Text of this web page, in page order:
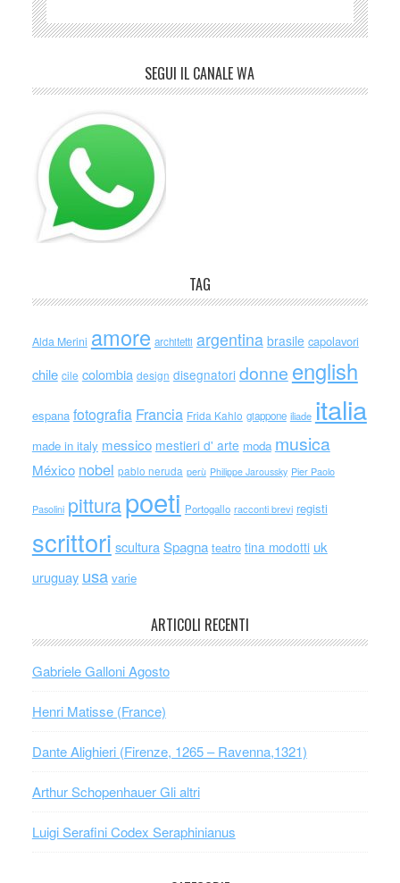
SEGUI IL CANALE WA
TAG
Alda Merini amore architetti argentina brasile capolavori
chile cile colombia design disegnatori donne english
espana fotografia Francia Frida Kahlo giappone iliade italia
made in italy messico mestieri d' arte moda musica
México nobel pablo neruda perù Philippe Jaroussky Pier Paolo
Pasolini pitturapoeti Portogallo racconti brevi registi
scrittori scultura Spagna teatro tina modotti uk
uruguay usa varie
ARTICOLI RECENTI
Gabriele Galloni Agosto
Henri Matisse (France)
Dante Alighieri (Firenze, 1265 – Ravenna,1321)
Arthur Schopenhauer Gli altri
Luigi Serafini Codex Seraphinianus